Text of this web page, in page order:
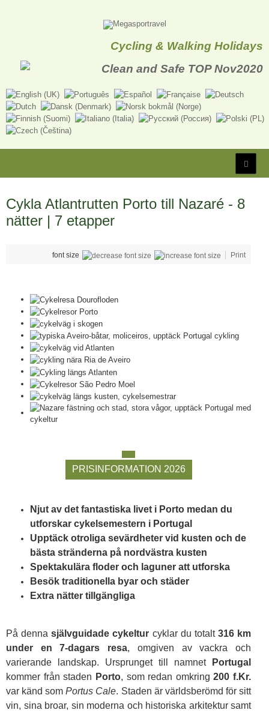
Cycling & Walking Holidays
Cykla Atlantrutten Porto till Nazaré - 8
nätter | 7 etapper
font size Print
PRISINFORMATION 2026
Njut av det fantastiska livet i Porto medan du
utforskar cykelsemestern i Portugal
Upptäck otroliga sevärdheter vid kusten och de
bästa stränderna på nordvästra kusten
Spektakulära floder och laguner att utforska
Besök traditionella byar och städer
Extra nätter tillgängliga
På dennasjälvguidade cykeltur cyklar du totalt 316 km
under en 7-dagars resa, omgiven av vackra och
varierande landskap. Ursprunget till namnet
Portugal
kommer från staden Porto, som redan omkring200 f.Kr.
var känd somPortus Cale. Staden är världsberömd för sitt
vin, sina broar, sin moderna och historiska arkitektur samt